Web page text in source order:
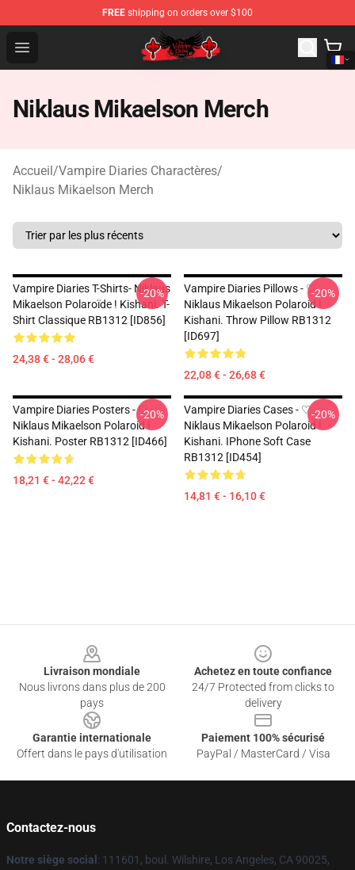
FREE shipping on orders over $100
Open menu
The Vampire Diaries Shop - Official The Vampire
Niklaus Mikaelson Merch
Accueil/Vampire Diaries Charactères/
Niklaus Mikaelson Merch
Vampire Diaries T-Shirts- Niklaus
Mikaelson Polaroïde ! Kishani. T-
Shirt Classique RB1312 [ID856]
24,38 € - 28,06 €
-20%
Vampire Diaries Pillows - ♡
Niklaus Mikaelson Polaroid !
Kishani. Throw Pillow RB1312
[ID697]
22,08 € - 26,68 €
-20%
Vampire Diaries Posters - ♡
Niklaus Mikaelson Polaroid !
Kishani. Poster RB1312 [ID466]
18,21 € - 42,22 €
-20%
Vampire Diaries Cases - ♡
Niklaus Mikaelson Polaroid !
Kishani. IPhone Soft Case
RB1312 [ID454]
14,81 € - 16,10 €
-20%
Livraison mondiale
Nous livrons dans plus de 200
pays
Achetez en toute confiance
24/7 Protected from clicks to
delivery
Garantie internationale
Offert dans le pays d'utilisation
Paiement 100% sécurisé
PayPal / MasterCard / Visa
Contactez-nous
Notre siège social : 111601, boul. Wilshire, Los Angeles, CA 90025,